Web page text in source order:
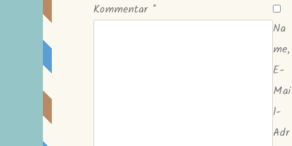
Kommentar *
Na
me,
E-
Mai
l-
Adr